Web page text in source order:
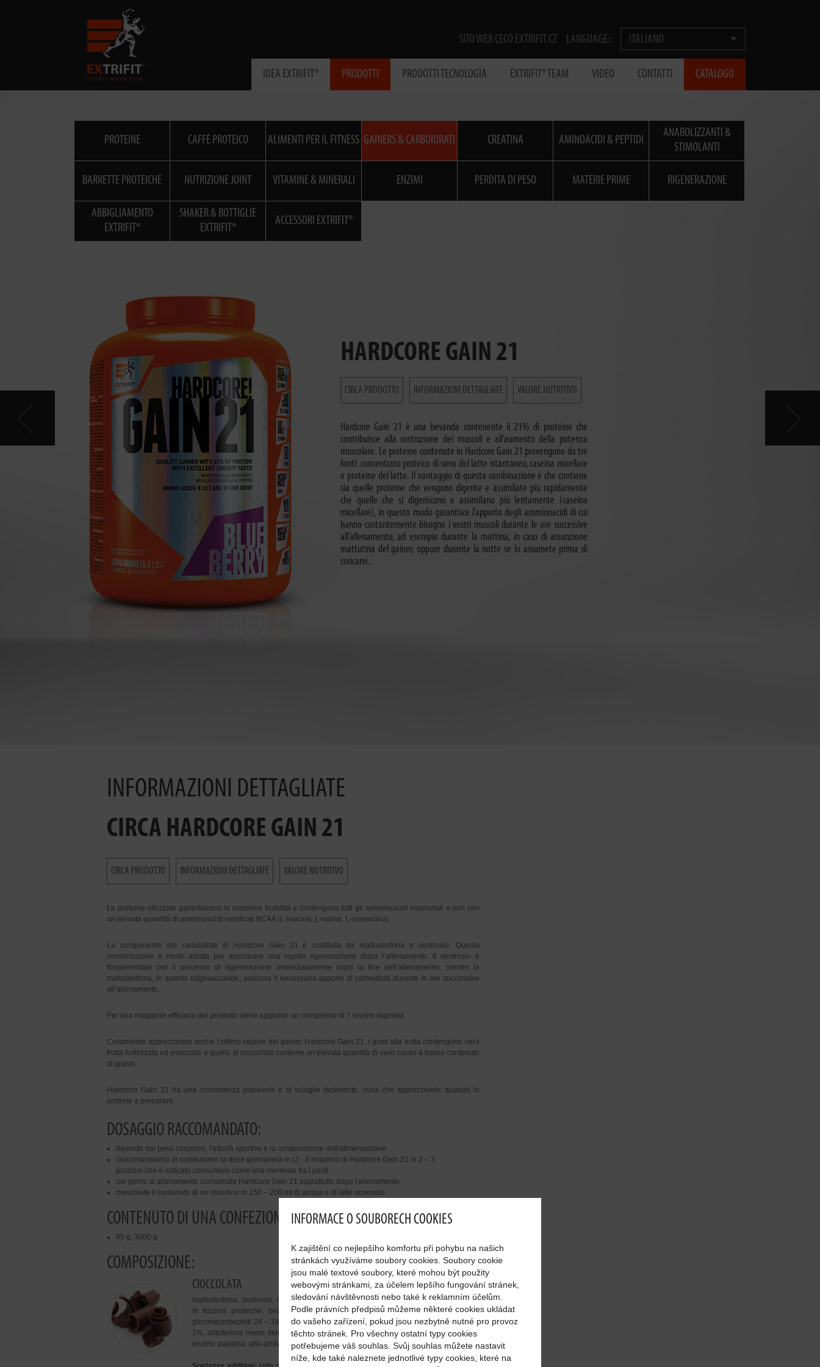
SITO WEB CECO EXTRIFIT.CZ LANGUAGE: ITALIANO
IDEA EXTRIFIT® PRODOTTI PRODOTTI TECNOLOGIA EXTRIFIT® TEAM VIDEO CONTATTI CATALOGO
PROTEINE CAFFÈ PROTEICO ALIMENTI PER IL FITNESS GAINERS & CARBOIDRATI CREATINA AMINOACIDI & PEPTIDI
ANABOLIZZANTI &
STIMOLANTI
BARRETTE PROTEICHE NUTRIZIONE JOINT VITAMINE & MINERALI ENZIMI PERDITA DI PESO MATERIE PRIME RIGENERAZIONE
ABBIGLIAMENTO
EXTRIFIT®
SHAKER & BOTTIGLIE
EXTRIFIT®
ACCESSORI EXTRIFIT®
HARDCORE GAIN 21
CIRCA PRODOTTO INFORMAZIONI DETTAGLIATE VALORE NUTRITIVO
Hardcore Gain 21 è una bevanda contenente il 21% di proteine che
contribuisce alla costruzione dei muscoli e all’aumento della potenza
muscolare. Le proteine contenute in Hardcore Gain 21 provengono da tre
fonti: concentrato proteico di siero del latte istantaneo, caseina micellare
e proteine del latte. Il vantaggio di questa combinazione è che contiene
sia quelle proteine che vengono digerite e assimilate più rapidamente
che quelle che si digeriscono e assimilano più lentamente (caseina
micellare), in questo modo garantisce l’apporto degli amminoacidi di cui
hanno costantemente bisogno i vostri muscoli durante le ore successive
all’allenamento, ad esempio durante la mattina, in caso di assunzione
mattutina del gainer, oppure durante la notte se lo assumete prima di
coricarvi.
INFORMAZIONI DETTAGLIATE
CIRCA HARDCORE GAIN 21
CIRCA PRODOTTO INFORMAZIONI DETTAGLIATE VALORE NUTRITIVO
Le proteine utilizzate garantiscono la massima fruibilità e contengono tutti gli amminoacidi essenziali e non con
un’elevata quantità di amminoacidi ramificati BCAA (L-leucina, L-valina, L-isoleucina).
La componente dei carboidrati di Hardcore Gain 21 è costituita da maltodestrina e destrosio. Questa
combinazione è molto adatta per assicurare una rapida rigenerazione dopo l’allenamento. Il destrosio è
fondamentale per il processo di rigenerazione immediatamente dopo la fine dell’allenamento, mentre la
maltodestrina, in quanto oligosaccaride, assicura il necessario apporto di carboidrati durante le ore successive
all’allenamento.
Per una maggiore efficacia del prodotto viene aggiunto un complesso di 7 enzimi digestivi.
Certamente apprezzerete anche l’ottimo sapore del gainer Hardcore Gain 21. I gusti alla frutta contengono vera
frutta liofilizzata ed essiccata e quello al cioccolato contiene un’elevata quantità di vero cacao a basso contenuto
di grassi.
Hardcore Gain 21 ha una consistenza piacevole e si scioglie facilmente, cosa che apprezzerete quando lo
andrete a preparare.
DOSAGGIO RACCOMANDATO:
dipende dal peso corporeo, l'attività sportiva e la composizione dell'alimentazione
raccomandiamo di suddividere la dose giornaliera in (2 - 3 misurini) di Hardcore Gain 21 in 2 – 3
porzioni che è indicato consumare come una merenda tra i pasti
nei giorni di allenamento consumate Hardcore Gain 21 soprattutto dopo l'allenamento
mescolate il contenuto di un misurino in 150 – 200 ml di acqua o di latte scremato
CONTENUTO DI UNA CONFEZIONE:
45 g, 3000 g
COMPOSIZIONE:
CIOCCOLATA
maltodestrina, destrosio, concentrato proteico istantaneo del siero del latte (contenuto
di frazioni proteiche: beta-lattoglobulina 43 – 48%, alfa-lattoalbumina 14 – 18%,
glicomacropeptidi 24 – 28%, immunoglobulina G 1 – 3%, albumina sierica bovina 1 –
2%, lattoferrina meno dell‘ 1%), caseina micellare, proteina del latte, complesso di 7
enzimi: papaina, alfa-amilasi, bromelina, lattasi, cellulasi, proteasi neutra, lipasi.
INFORMACE O SOUBORECH COOKIES
K zajištění co nejlepšího komfortu při pohybu na našich
stránkách využíváme soubory cookies. Soubory cookie
jsou malé textové soubory, které mohou být použity
webovými stránkami, za účelem lepšího fungování stránek,
sledování návštěvnosti nebo také k reklamním účelům.
Podle právních předpisů můžeme některé cookies ukládat
do vašeho zařízení, pokud jsou nezbytně nutné pro provoz
těchto stránek. Pro všechny ostatní typy cookies
potřebujeme váš souhlas. Svůj souhlas můžete nastavit
níže, kde také naleznete jednotlivé typy cookies, které na